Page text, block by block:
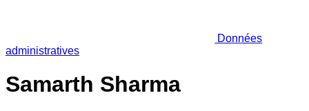
Données
administratives
Samarth Sharma